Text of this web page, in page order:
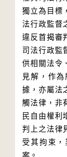
獨立為目標
法行政監督
違反首揭審
司法行政監
供相關法令
見解，作
據，亦屬法
觸法律，非
民自由權利
判上之法律
受其拘束